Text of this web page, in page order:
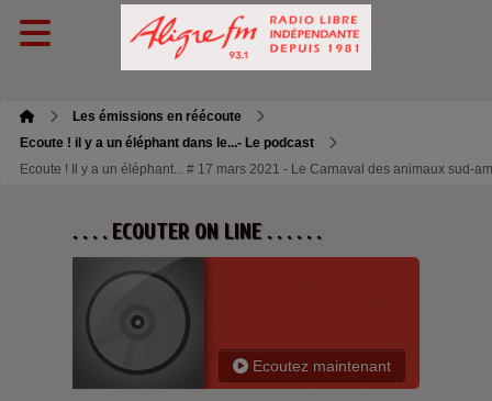
Les émissions en réécoute
Ecoute ! il y a un éléphant dans le...- Le podcast
Ecoute ! Il y a un éléphant... # 17 mars 2021 - Le Carnaval des animaux sud-
. . . . ECOUTER ON LINE . . . . . .
Ecoutez maintenant